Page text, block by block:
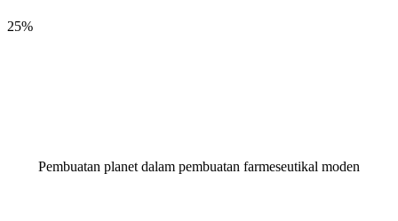
25%
Pembuatan planet dalam pembuatan farmeseutikal moden